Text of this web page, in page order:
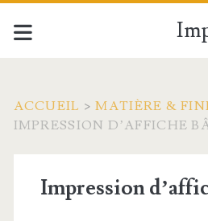
ACCUEIL >MATIÈRE &
IMPRESSION D’AFFICHE
Impression